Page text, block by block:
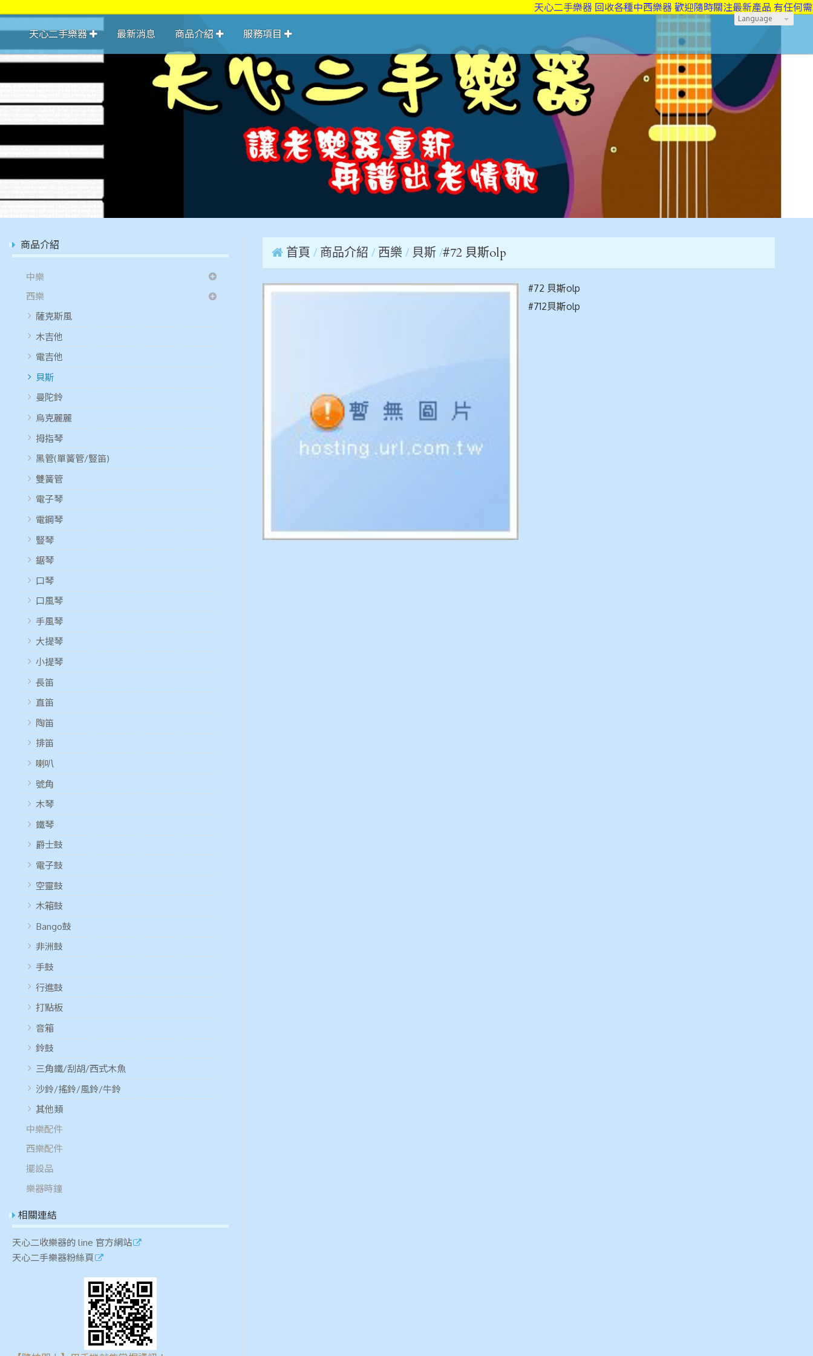
天心二手樂器 回收各種中西樂器 歡迎隨時關注最新產品 有任何需求也
Language
天心二手樂器 最新消息 商品介紹 服務項目
商品介紹
中樂
西樂
薩克斯風
木吉他
電吉他
貝斯
曼陀鈴
烏克麗麗
拇指琴
黑管(單簧管/豎笛)
雙簧管
電子琴
電鋼琴
豎琴
鋸琴
口琴
口風琴
手風琴
大提琴
小提琴
長笛
直笛
陶笛
排笛
喇叭
號角
木琴
鐵琴
爵士鼓
電子鼓
空靈鼓
木箱鼓
Bango鼓
非洲鼓
手鼓
行進鼓
打點板
音箱
鈴鼓
三角鐵/刮胡/西式木魚
沙鈴/搖鈴/風鈴/牛鈴
其他類
中樂配件
西樂配件
擺設品
樂器時鐘
相關連結
天心二收樂器的 line 官方網站
天心二手樂器粉絲頁
首頁 商品介紹 西樂 貝斯 #72 貝斯olp
#72 貝斯olp
#712貝斯olp